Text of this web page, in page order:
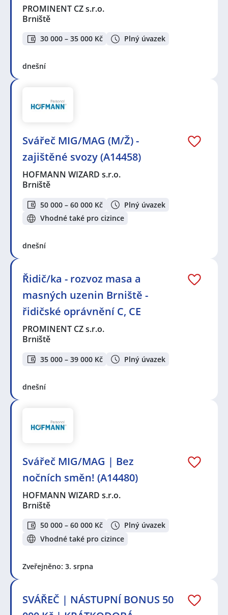
PROMINENT CZ s.r.o.
Brniště
30 000 – 35 000 Kč Plný úvazek
dnešní
Svářeč MIG/MAG (M/Ž) -
zajištěné svozy (A14458)
HOFMANN WIZARD s.r.o.
Brniště
50 000 – 60 000 Kč
Plný úvazek
Vhodné také pro cizince
dnešní
Řidič/ka - rozvoz masa a
masných uzenin Brniště -
řidičské oprávnění C, CE
PROMINENT CZ s.r.o.
Brniště
35 000 – 39 000 Kč Plný úvazek
dnešní
Svářeč MIG/MAG | Bez
nočních směn! (A14480)
HOFMANN WIZARD s.r.o.
Brniště
50 000 – 60 000 Kč
Plný úvazek
Vhodné také pro cizince
Zveřejněno: 3. srpna
SVÁŘEČ | NÁSTUPNÍ BONUS 50